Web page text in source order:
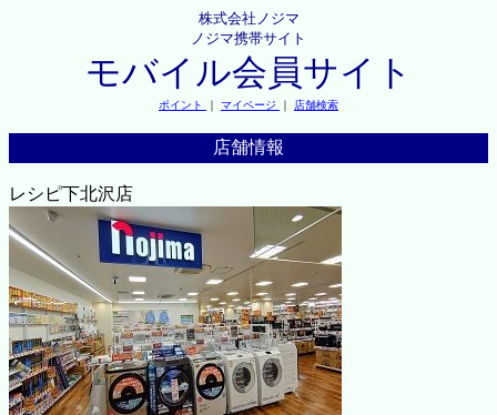
株式会社ノジマ
ノジマ携帯サイト
モバイル会員サイト
ポイント ｜ マイページ ｜ 店舗検索
店舗情報
レシピ下北沢店